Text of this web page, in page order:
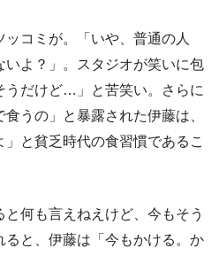
コミが。「いや、普通の人
いよ？」。スタジオが笑いに包
うだけど…」と苦笑い。さらに
うの」と暴露された伊藤は、
」と貧乏時代の食習慣であるこ
何も言えねえけど、今もそう
ると、伊藤は「今もかける。か